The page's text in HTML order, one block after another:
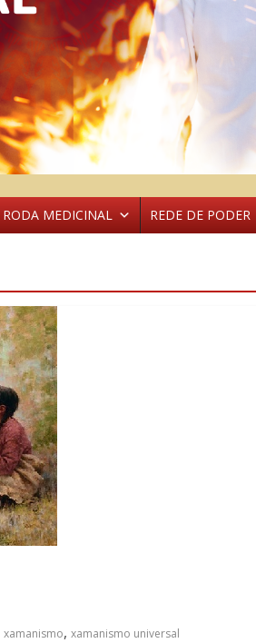
RODA MEDICINAL REDE DE PODER
xamanismo, xamanismo universal